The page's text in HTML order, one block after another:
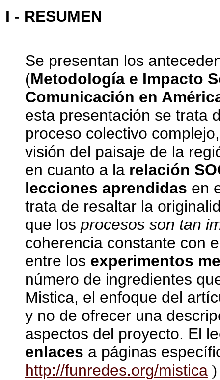
I - RESUMEN
Se presentan los
(Metodología e Impacto
Comunicación en
esta presentación se trata
proceso colectivo
visión del paisaje de la
en cuanto a la relación
lecciones aprendidas en
trata de resaltar la
que los procesos son tan
coherencia constante con
entre los experimentos
número de ingredientes
Mistica, el enfoque del
y no de ofrecer una
aspectos del proyecto. El
enlaces a páginas
http://funredes.org/mistica )